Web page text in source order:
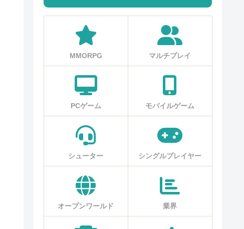
MMORPG マルチプレイ
PCゲーム モバイルゲーム
シューター シングルプレイヤー
オープンワールド 業界